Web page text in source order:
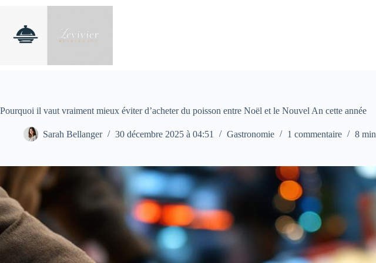
contenu
Pourquoi il vaut vraiment mieux éviter d’acheter du poisson entre Noël et le Nouvel An cette année
Sarah Bellanger 30 décembre 2025 à 04:51 Gastronomie 1 commentaire 8 min